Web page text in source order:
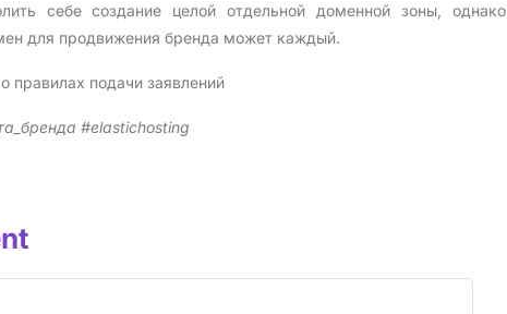
себе создание целой отдельной доменной зоны, однако
для продвижения бренда может каждый.
подачи заявлений
#elastichosting